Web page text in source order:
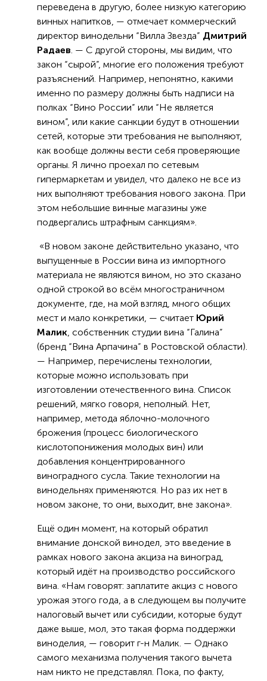
переведена в другую, более низкую категорию
винных напитков, — отмечает коммерческий
директор винодельни “Вилла Звезда” Дмитрий
Радаев . — С другой стороны, мы видим, что
закон “сырой”, многие его положения требуют
разъяснений. Например, непонятно, какими
именно по размеру должны быть надписи на
полках “Вино России” или “Не является
вином”, или какие санкции будут в отношении
сетей, которые эти требования не выполняют,
как вообще должны вести себя проверяющие
органы. Я лично проехал по сетевым
гипермаркетам и увидел, что далеко не все из
них выполняют требования нового закона. При
этом небольшие винные магазины уже
подвергались штрафным санкциям».
«В новом законе действительно указано, что
выпущенные в России вина из импортного
материала не являются вином, но это сказано
одной строкой во всём многостраничном
документе, где, на мой взгляд, много общих
мест и мало конкретики, — считает Юрий
Малик , собственник студии вина “Галина”
(бренд “Вина Арпачина” в Ростовской области).
— Например, перечислены технологии,
которые можно использовать при
изготовлении отечественного вина. Список
решений, мягко говоря, неполный. Нет,
например, метода яблочно-молочного
брожения (процесс биологического
кислотопонижения молодых вин) или
добавления концентрированного
виноградного сусла. Такие технологии на
винодельнях применяются. Но раз их нет в
новом законе, то они, выходит, вне закона».
Ещё один момент, на который обратил
внимание донской винодел, это введение в
рамках нового закона акциза на виноград,
который идёт на производство российского
вина. «Нам говорят: заплатите акциз с нового
урожая этого года, а в следующем вы получите
налоговый вычет или субсидии, которые будут
даже выше, мол, это такая форма поддержки
виноделия, — говорит г-н Малик. — Однако
самого механизма получения такого вычета
нам никто не представлял. Пока, по факту,